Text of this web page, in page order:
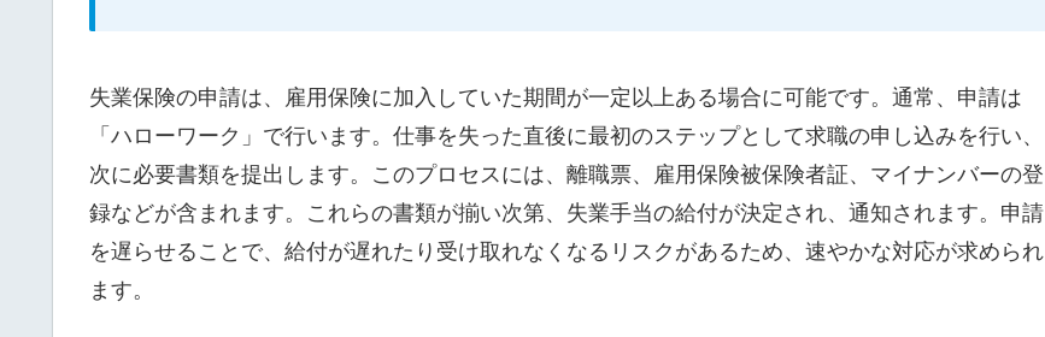
失業保険の申請は、雇用保険に加入していた期間が一定以上ある場合に可能です。通常、申請は
「ハローワーク」で行います。仕事を失った直後に最初のステップとして求職の申し込みを行い、
次に必要書類を提出します。このプロセスには、離職票、雇用保険被保険者証、マイナンバーの登
録などが含まれます。これらの書類が揃い次第、失業手当の給付が決定され、通知されます。申請
を遅らせることで、給付が遅れたり受け取れなくなるリスクがあるため、速やかな対応が求められ
ます。